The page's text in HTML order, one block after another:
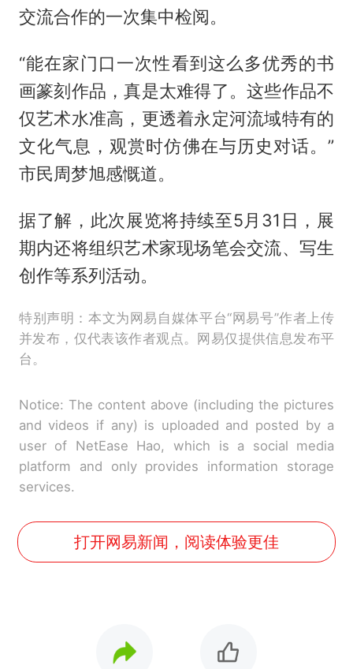
交流合作的一次集中检阅。
“能在家门口一次性看到这么多优秀的书
画篆刻作品，真是太难得了。这些作品不
仅艺术水准高，更透着永定河流域特有的
文化气息，观赏时仿佛在与历史对话。”
市民周梦旭感慨道。
据了解，此次展览将持续至5月31日，展
期内还将组织艺术家现场笔会交流、写生
创作等系列活动。
特别声明：本文为网易自媒体平台“网易号”作者上传
并发布，仅代表该作者观点。网易仅提供信息发布平
台。
Notice: The content above (including the pictures
and videos if any) is uploaded and posted by a
user of NetEase Hao, which is a social media
platform and only provides information storage
services.
打开网易新闻，阅读体验更佳